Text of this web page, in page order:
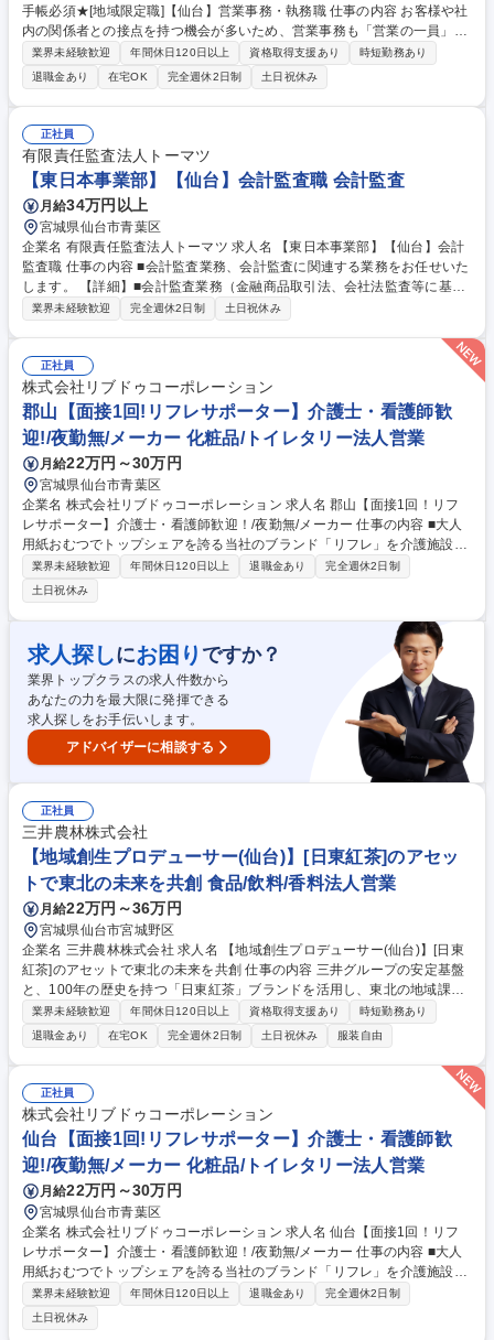
手帳必須★[地域限定職]【仙台】営業事務・執務職 仕事の内容 お客様や社
内の関係者との接点を持つ機会が多いため、営業事務も「営業の一員」で
あると、アンテナを高く張り、関係者とのコミュニケーションを密に取っ
て業務推進いただきます。 【具体的な仕事内容】以下の業務のいずれかを
担っていただきます。 (1)営業事務：専用端末を使って、お客様(代理店
様、工務店様)からの商材に関する問い合わせにスピーディに対応いただ
き、弊社商材の販売促進を担っていただきます。その他、商品情報説明、
在庫・納期確認など。 (2)セールスプロモーター：住宅会社等の顧客に対
し、弊社商材の受注に向けた提案活動をおこないます。 ※外勤有 募集職
種 ★障がい者手帳必須★[地域限定職]【仙台】営業事務・執務職
業界未経験歓迎 年間休日120日以上 資格取得支援あり
時短勤務あり
退職金あり
在宅OK 完全週休2日制 土日祝休み
正社員
有限責任監査法人トーマツ
【東日本事業部】【仙台】会計監査職 会計監査
月給34万円以上
宮城県仙台市青葉区
企業名 有限責任監査法人トーマツ 求人名 【東日本事業部】【仙台】会計
監査職 仕事の内容 ■会計監査業務、会計監査に関連する業務をお任せいた
します。 【詳細】■会計監査業務（金融商品取引法、会社法監査等に基づ
く監査業務） ■システム監査■株式上場支援■各種アドバイザリー ■兼務：
【仙台】会計監査職
業界未経験歓迎 完全週休2日制 土日祝休み
正社員
株式会社リブドゥコーポレーション
郡山【面接1回!リフレサポーター】介護士・看護師歓
迎!/夜勤無/メーカー 化粧品/トイレタリー法人営業
月給22万円～30万円
宮城県仙台市青葉区
企業名 株式会社リブドゥコーポレーション 求人名 郡山【面接1回！リフ
レサポーター】介護士・看護師歓迎！/夜勤無/メーカー 仕事の内容 ■大人
用紙おむつでトップシェアを誇る当社のブランド「リフレ」を介護施設や
病院に対して、定期的に訪問し、介護士の知識を活かして商品の説明や紙
おむつ周りのお困りごとのアドバイスを行っていただきます！ ★土日祝休
み・夜勤無・福利厚生充実・メーカー勤務★「リフレ」は他社製品と比較
して日常に適した価格設定でありながら吸収力や装着性、快適性ともに優
れ、高品質な紙おむつとなります。メーカーの立場から実際の施設現場で
利用する紙おむつの利用者の気持ちに寄り添い、介護業界の課題解決に励
んで頂きます。最終面接は対面面接で下記どちらかの日時を想定していま
す（2026/9/8 or 2026/9/9） 募集職種 郡山【面接1回！リフレサポータ
ー】介護士・看護師歓迎！/夜勤無/メーカー
業界未経験歓迎 年間休日120日以上 退職金あり
完全週休2日制
土日祝休み
求人探しにお困り ですか？
業界トップクラスの求人件数から
あなたの力を最大限に発揮できる
求人探しをお手伝いします。
アドバイザーに相談する
正社員
三井農林株式会社
【地域創生プロデューサー(仙台)】[日東紅茶]のアセッ
トで東北の未来を共創 食品/飲料/香料法人営業
月給22万円～36万円
宮城県仙台市宮城野区
企業名 三井農林株式会社 求人名 【地域創生プロデューサー(仙台)】[日東
紅茶]のアセットで東北の未来を共創 仕事の内容 三井グループの安定基盤
と、100年の歴史を持つ「日東紅茶」ブランドを活用し、東北の地域課題
解決に挑むお仕事となります。自治体やインフラ企業と連携し「公的価値
のあるビジネス」を創出します。単なる飲料販売 ではなく、官民連携のハ
ブとして東北の魅力を広げていくポジション。 【詳細】■「地産全消」の
実現： 東北各地の特産品を日東紅茶の技術で製品化し、三井グループのネ
ットワークで全国へ。地域の農業支援とブランド化を同時に推進 ■インフ
ラ・官民連携： 地方自治体のふるさと納税返礼品開発や、インフラ企業の
顧客基盤を活用した地域周遊企画、観光振興プロジェクトの立案。【業務
変更範囲】変更範囲：当社業務全般 募集職種 【地域創生プロデューサー
(仙台)】[日東紅茶]のアセットで東北の未来を共創
業界未経験歓迎 年間休日120日以上 資格取得支援あり
時短勤務あり
退職金あり
在宅OK 完全週休2日制 土日祝休み 服装自由
正社員
株式会社リブドゥコーポレーション
仙台【面接1回!リフレサポーター】介護士・看護師歓
迎!/夜勤無/メーカー 化粧品/トイレタリー法人営業
月給22万円～30万円
宮城県仙台市青葉区
企業名 株式会社リブドゥコーポレーション 求人名 仙台【面接1回！リフ
レサポーター】介護士・看護師歓迎！/夜勤無/メーカー 仕事の内容 ■大人
用紙おむつでトップシェアを誇る当社のブランド「リフレ」を介護施設や
病院に対して、定期的に訪問し、介護士の知識を活かして商品の説明や紙
おむつ周りのお困りごとのアドバイスを行っていただきます！ ★土日祝休
み・夜勤無・福利厚生充実・メーカー勤務★「リフレ」は他社製品と比較
業界未経験歓迎 年間休日120日以上 退職金あり
完全週休2日制
土日祝休み